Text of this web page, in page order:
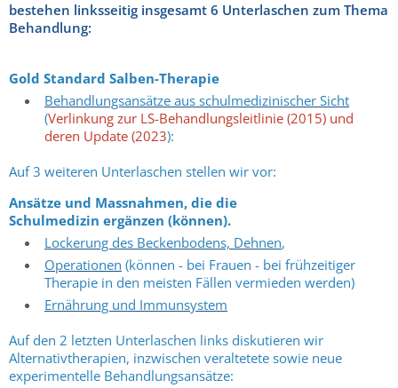
bestehen linksseitig insgesamt 6 Unterlaschen zum Thema
Behandlung:
Gold Standard Salben-Therapie
Behandlungsansätze aus schulmedizinischer Sicht
(Verlinkung zur LS-Behandlungsleitlinie (2015) und
deren Update (2023):
Auf 3 weiteren Unterlaschen stellen wir vor:
Ansätze und Massnahmen, die die
Schulmedizin ergänzen (können).
Lockerung des Beckenbodens, Dehnen,
Operationen (können - bei Frauen - bei frühzeitiger
Therapie in den meisten Fällen vermieden werden)
Ernährung und Immunsystem
Auf den 2 letzten Unterlaschen links diskutieren wir
Alternativtherapien, inzwischen veraltetete sowie neue
experimentelle Behandlungsansätze: